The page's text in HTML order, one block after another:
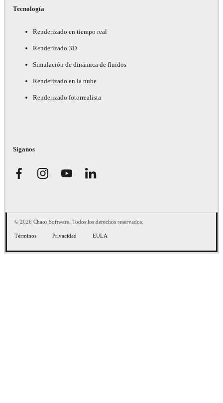
Tecnología
Renderizado en tiempo real
Renderizado 3D
Simulación de dinámica de fluidos
Renderizado en la nube
Renderizado fotorrealista
Síganos
© 2026 Chaos Software. Todos los derechos reservados.
Términos Privacidad EULA